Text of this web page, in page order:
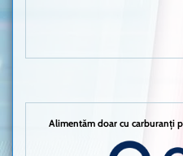
Alimentăm doar cu carburanți